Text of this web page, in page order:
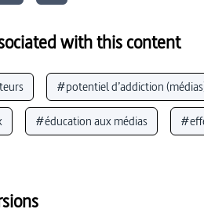
with this content
#potentiel d’addiction
#éducation aux médias
aux médias